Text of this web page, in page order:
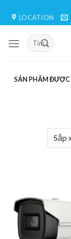
LOCATION
SẢN PHẨM ĐƯỢC